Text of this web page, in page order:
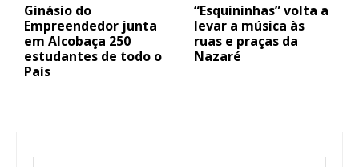
Ginásio do
Empreendedor junta
em Alcobaça 250
estudantes de todo o
País
“Esquininhas” volta a
levar a música às
ruas e praças da
Nazaré